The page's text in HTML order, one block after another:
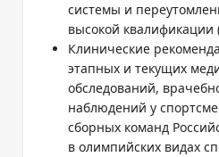
системы и
высокой квалификации
Клинические
этапных и текущих
обследований,
наблюдений у
сборных команд
в олимпийских видах